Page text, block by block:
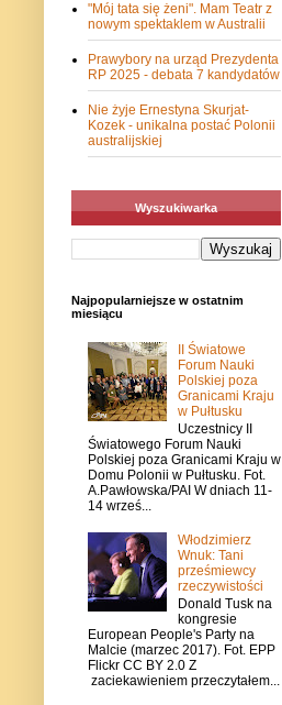
"Mój tata się żeni". Mam Teatr z
nowym spektaklem w Australii
Prawybory na urząd Prezydenta
RP 2025 - debata 7 kandydatów
Nie żyje Ernestyna Skurjat-
Kozek - unikalna postać Polonii
australijskiej
Wyszukiwarka
Najpopularniejsze w ostatnim
miesiącu
II Światowe
Forum Nauki
Polskiej poza
Granicami Kraju
w Pułtusku
Uczestnicy II
Światowego Forum Nauki
Polskiej poza Granicami Kraju w
Domu Polonii w Pułtusku. Fot.
A.Pawłowska/PAI W dniach 11-
14 wrześ...
Włodzimierz
Wnuk: Tani
prześmiewcy
rzeczywistości
Donald Tusk na
kongresie
European People's Party na
Malcie (marzec 2017). Fot. EPP
Flickr CC BY 2.0 Z
zaciekawieniem przeczytałem...